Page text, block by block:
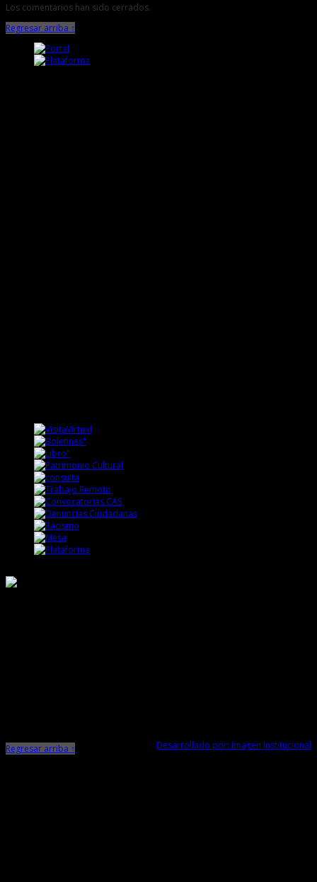
Los comentarios han sido cerrados.
Regresar arriba ↑
Desarrollado por: Imagen Institucional
Regresar arriba ↑